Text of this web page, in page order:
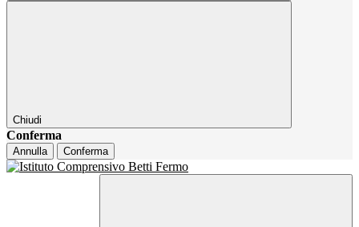
Chiudi
Conferma
Annulla Conferma